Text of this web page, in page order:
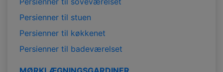
Persienner til stuen
Persienner til køkkenet
Persienner til badeværelset